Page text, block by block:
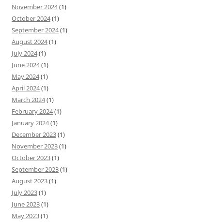
November 2024(1)
October 2024(1)
September 2024(1)
August 2024(1)
July 2024(1)
June 2024(1)
May 2024(1)
April 2024(1)
March 2024(1)
February 2024(1)
January 2024(1)
December 2023(1)
November 2023(1)
October 2023(1)
September 2023(1)
August 2023(1)
July 2023(1)
June 2023(1)
May 2023(1)